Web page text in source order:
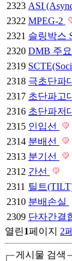
2323 ASI
2322 MPEG-2
2321 슬링박스
2320 DMB 주
2319
2318 극초단파
2317 초단파고
2316 초단파저
2315 인입선
2314 분배선
2313 분기선
2312 간선
2311 틸트
2310 분배손실
2309 단자간결
열린1페이지 2
게시물 검색